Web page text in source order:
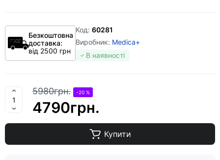
Безкоштовна
доставка:
від 2500 грн
Код: 60281
Виробник: Medica+
В наявності
5980грн. -20 %
4790грн.
Купити